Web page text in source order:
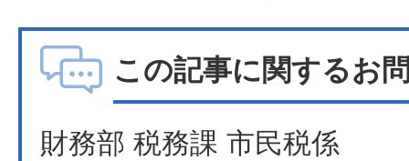
この記事に関するお
財務部 税務課 市民税係